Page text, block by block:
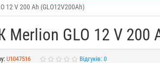
12 V 200 Ah (GLO12V200Ah)
GLO 12 V 200
U1047516 Відгуків: 0